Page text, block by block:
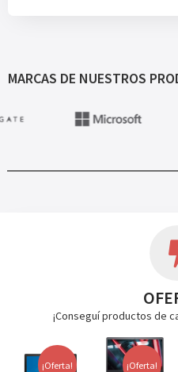
MARCAS DE NUESTROS
¡Conseguí productos de
¡Oferta! ¡Oferta!